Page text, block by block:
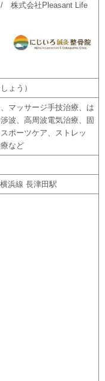
株式会社Pleasant Life
ょう）
マッサージ手技治療、は
波、高周波電気治療、固
ポーツケア、ストレッ
など
浜線 長津田駅